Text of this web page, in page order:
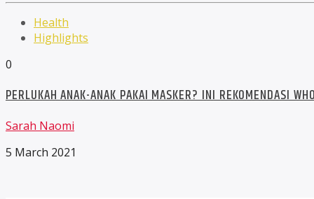
Health
Highlights
0
PERLUKAH ANAK-ANAK PAKAI MASKER? INI REKOMENDASI
Sarah Naomi
5 March 2021